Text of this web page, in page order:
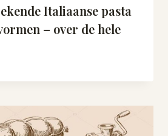
Italiaanse pasta
– over de hele